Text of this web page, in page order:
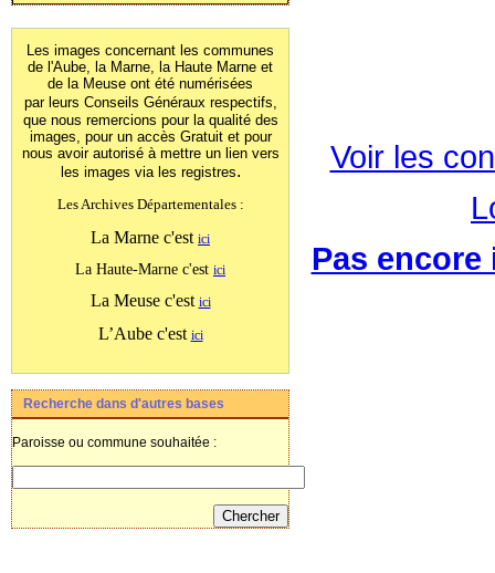
Les images concernant les communes
de l'Aube, la Marne, la Haute Marne et
de la Meuse ont été numérisées
par leurs Conseils Généraux respectifs,
que nous remercions pour la qualité des
images, pour un accès Gratuit et pour
nous avoir autorisé à mettre un lien vers
les images via les registres.
Les Archives Départementales :
La Marne c'est ici
La Haute-Marne c'est ici
La Meuse c'est ici
L’Aube c'est ici
Recherche dans d'autres bases
Paroisse ou commune souhaitée :
Voir les
Pas